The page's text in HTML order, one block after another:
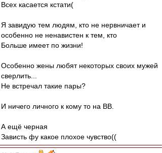
Всех касается кстати(
Я завидую тем людям, кто не нервничает и
особенно не ненавистен к тем, кто
Больше имеет по жизни!
Особенно жены любят некоторых своих мужей
сверлить...
Не встречал такие пары?
И ничего личного к кому то на ВВ.
А ещё черная
Зависть фу какое плохое чувство((